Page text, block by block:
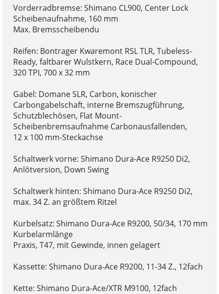
Vorderradbremse: Shimano CL900, Center Lock
Scheibenaufnahme, 160 mm
Max. Bremsscheibendu
Reifen: Bontrager Kwaremont RSL TLR, Tubeless-
Ready, faltbarer Wulstkern, Race Dual-Compound,
320 TPI, 700 x 32 mm
Gabel: Domane SLR, Carbon, konischer
Carbongabelschaft, interne Bremszugführung,
Schutzblechösen, Flat Mount-
Scheibenbremsaufnahme Carbonausfallenden,
12 x 100 mm-Steckachse
Schaltwerk vorne: Shimano Dura-Ace R9250 Di2,
Anlötversion, Down Swing
Schaltwerk hinten: Shimano Dura-Ace R9250 Di2,
max. 34 Z. an größtem Ritzel
Kurbelsatz: Shimano Dura-Ace R9200, 50/34, 170 mm
Kurbelarmlänge
Praxis, T47, mit Gewinde, innen gelagert
Kassette: Shimano Dura-Ace R9200, 11-34 Z., 12fach
Kette: Shimano Dura-Ace/XTR M9100, 12fach